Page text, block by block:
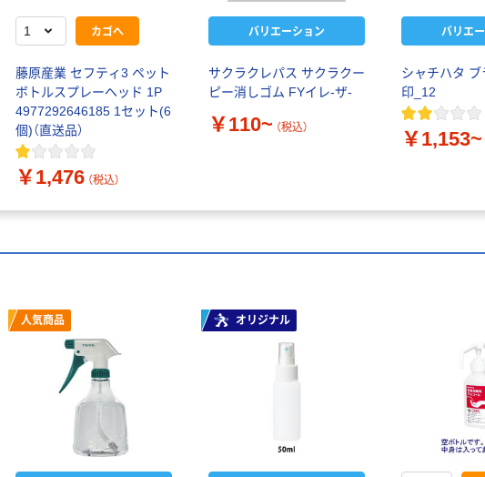
カゴへ
藤原産業 セフティ3 ペット
ボトルスプレーヘッド 1P
4977292646185 1セット(6
個)（直送品）
￥1,476 （税込）
バリエーション
サクラクレパス サクラクー
ピー消しゴム FYイレ-ザ-
￥110~ （税込）
バリエ
シャチハタ
印_12
￥1,153~
人気商品 オリジナル